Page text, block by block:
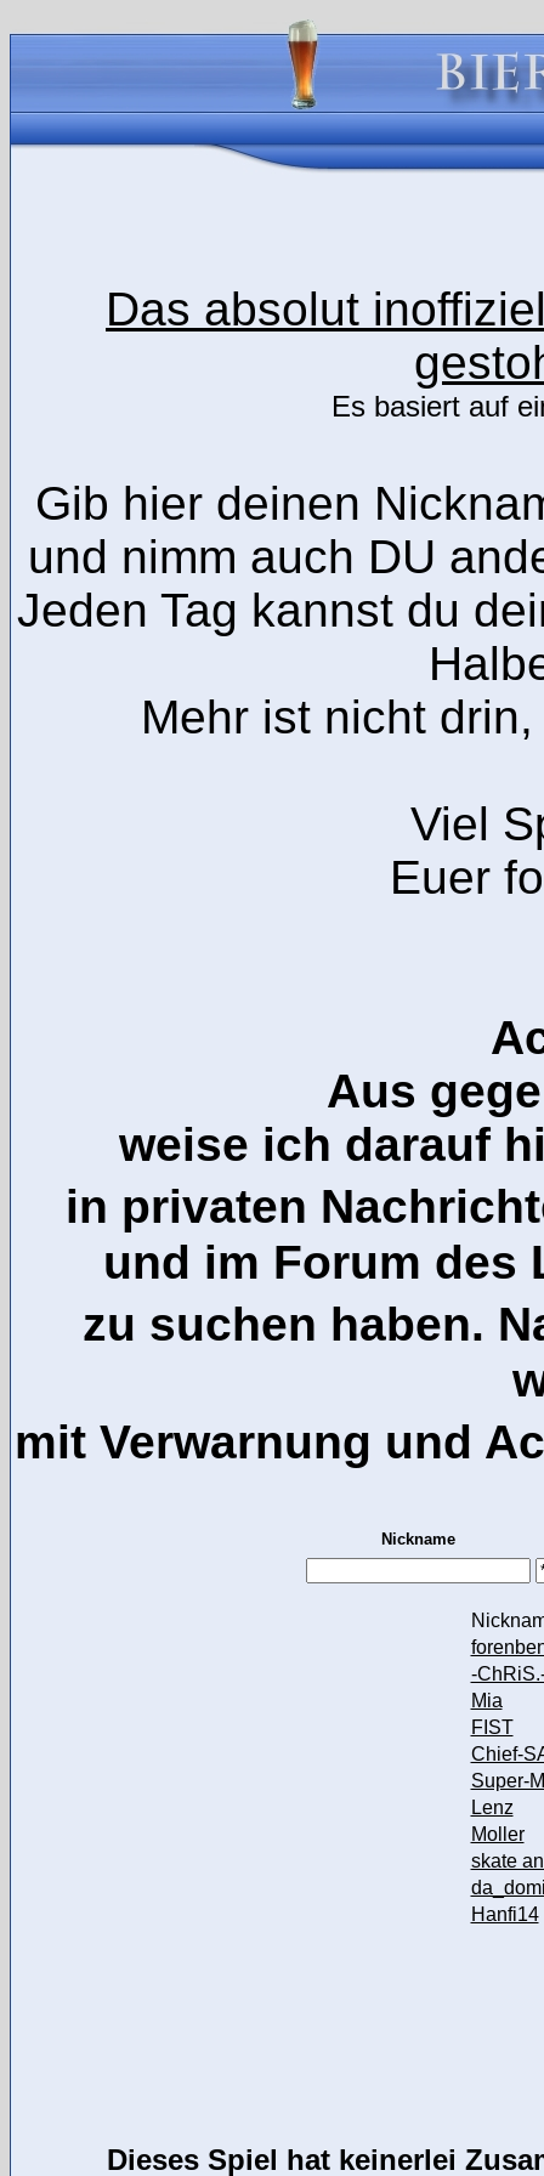
Das absolut
Es basiert auf
Gib hier deinen
und nimm auch DU
Jeden Tag kannst du
Mehr ist nicht
Viel
Euer
Aus
weise ich darauf
in privaten
und im Forum
zu suchen haben.
mit Verwarnung und
Nickname
-
Mia
FIST
Chief-
Super-
Lenz
Moller
skate
Hanfi14
Dieses Spiel hat keinerlei